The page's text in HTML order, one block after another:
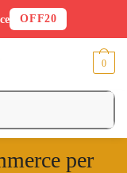
0
per
OFF20